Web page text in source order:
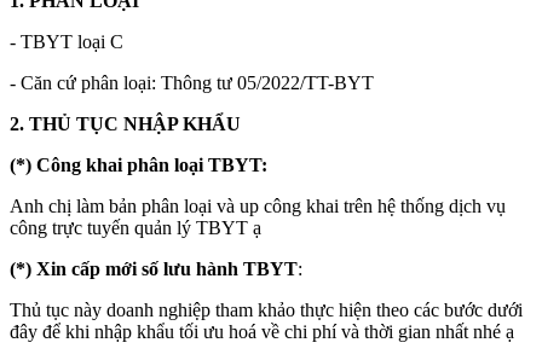
- TBYT loại C
- Căn cứ phân loại: Thông tư 05/2022/TT-BYT
2. THỦ TỤC NHẬP KHẨU
(*) Công khai phân loại TBYT:
Anh chị làm bản phân loại và up công khai trên hệ thống dịch vụ
công trực tuyến quản lý TBYT ạ
(*) Xin cấp mới số lưu hành TBYT:
Thủ tục này doanh nghiệp tham khảo thực hiện theo các bước dưới
đây để khi nhập khẩu tối ưu hoá về chi phí và thời gian nhất nhé ạ